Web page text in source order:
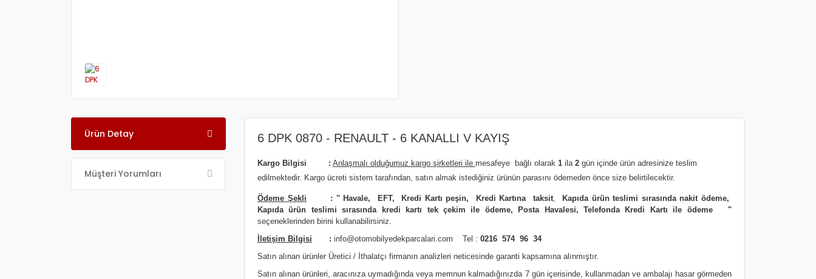
Ürün Detay
Müşteri Yorumları
6 DPK 0870 - RENAULT - 6 KANALLI V KAYIŞ
Kargo Bilgisi : Anlaşmalı olduğumuz kargo şirketleri ile mesafeye bağlı olarak 1 ila 2 gün içinde ürün adresinize teslim
edilmektedir. Kargo ücreti sistem tarafından, satın almak istediğiniz ürünün parasını ödemeden önce size belirtilecektir.
Ödeme Şekli : " Havale, EFT, Kredi Kartı peşin, Kredi Kartına taksit,
Kapıda ürün teslimi sırasında nakit ödeme,
Kapıda ürün teslimi sırasında kredi kartı tek çekim ile ödeme, Posta Havalesi, Telefonda Kredi Kartı ile ödeme
"
seçeneklerinden birini kullanabilirsiniz.
İletişim Bilgisi : info@otomobilyedekparcalari.com Tel : 0216 574 96 34
Satın alınan ürünler Üretici / İthalatçı firmanın analizleri neticesinde garanti kapsamına alınmıştır.
Satın alınan ürünleri, aracınıza uymadığında veya memnun kalmadığınızda 7 gün içerisinde, kullanmadan ve ambalajı hasar görmeden